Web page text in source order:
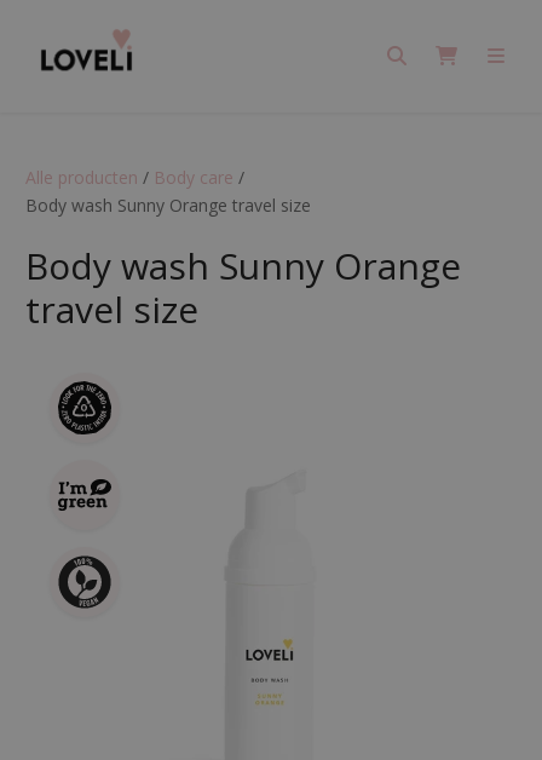
SearchCart
Alle producten / Body care /
Body wash Sunny Orange travel size
Body wash Sunny Orange
travel size